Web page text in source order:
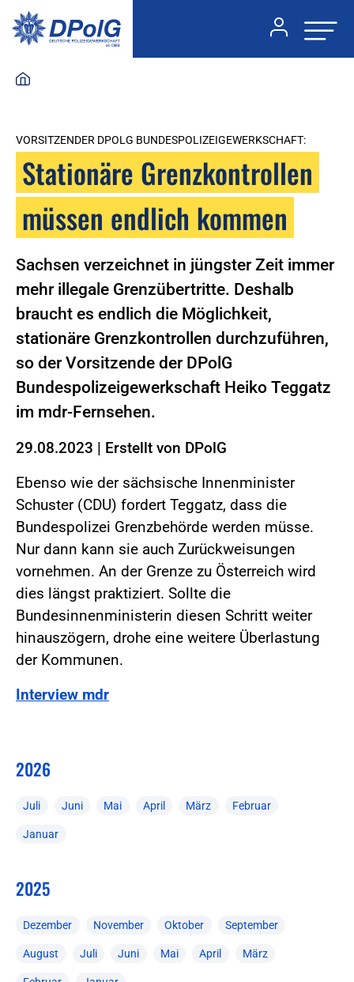
VORSITZENDER DPOLG BUNDESPOLIZEIGEWERKSCHAFT:
Stationäre Grenzkontrollen
müssen endlich kommen
Sachsen verzeichnet in jüngster Zeit immer
mehr illegale Grenzübertritte. Deshalb
braucht es endlich die Möglichkeit,
stationäre Grenzkontrollen durchzuführen,
so der Vorsitzende der DPolG
Bundespolizeigewerkschaft Heiko Teggatz
im mdr-Fernsehen.
29.08.2023 | Erstellt von DPolG
Ebenso wie der sächsische Innenminister
Schuster (CDU) fordert Teggatz, dass die
Bundespolizei Grenzbehörde werden müsse.
Nur dann kann sie auch Zurückweisungen
vornehmen. An der Grenze zu Österreich wird
dies längst praktiziert. Sollte die
Bundesinnenministerin diesen Schritt weiter
hinauszögern, drohe eine weitere Überlastung
der Kommunen.
Interview mdr
2026
Juli Juni Mai April März Februar
Januar
2025
Dezember November Oktober September
August Juli Juni Mai April März